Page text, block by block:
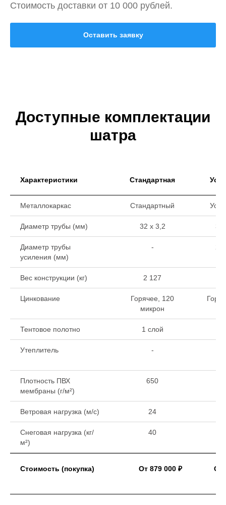
Стоимость доставки от 10 000 рублей.
Оставить заявку
Доступные комплектации
шатра
Характеристики Стандартная
Металлокаркас Стандартный
Диаметр трубы (мм) 32 х 3,2 32
Диаметр трубы
усиления (мм)
-
Вес конструкции (кг) 2 127
Цинкование
Горячее, 120
микрон
Тентовое полотно 1 слой
Утеплитель -
Плотность ПВХ
мембраны (г/м²)
650
Ветровая нагрузка (м/с) 24
Снеговая нагрузка (кг/
м²)
40
Стоимость (покупка) От 879 000 ₽ От